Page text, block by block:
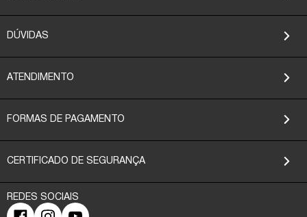
DÚVIDAS
ATENDIMENTO
FORMAS DE PAGAMENTO
CERTIFICADO DE SEGURANÇA